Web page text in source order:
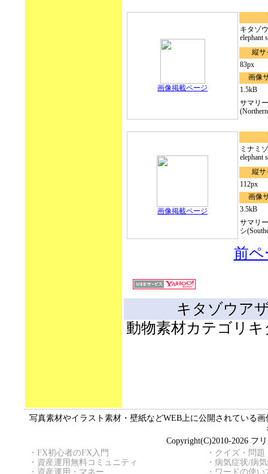
画像掲載ページ
キタゾ
elephant
縦サ
83px
画像
1.5kB
サマリ
画像掲載ページ
ミナミ
elephant
縦サ
112px
画像
3.5kB
サマリ
シ
前ペ
キタゾウア
動物素材カテゴリ
写真素材やイラスト素材・壁紙などWEB上に公開されている
Copyright(C)2010-2026 フ
・ FX初心者のFX入門
・ 資産運用無料コミュニティ
・ 資産運用・マネー
・ クイズ・問題
・ 病気症状/病
・ ワードの使い